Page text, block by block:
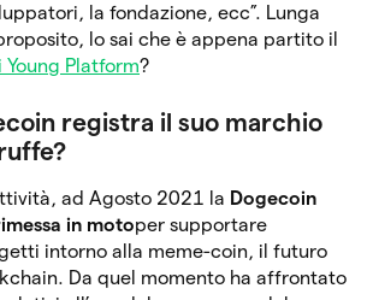
la fondazione, ecc”. Lunga
lo sai che è appena partito il
Platform?
registra il suo marchio
ad Agosto 2021 la Dogecoin
in motoper supportare
intorno alla meme-coin, il futuro
Da quel momento ha affrontato